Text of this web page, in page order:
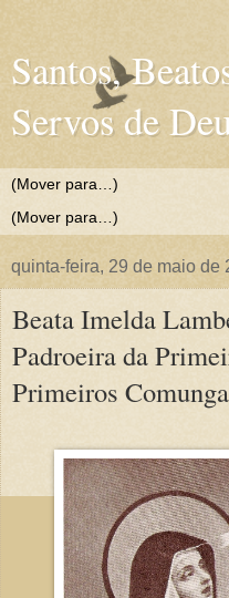
Santos,
Servos de
quinta-feira, 29 de maio de
Beata Imelda
Padroeira da
Primeiros